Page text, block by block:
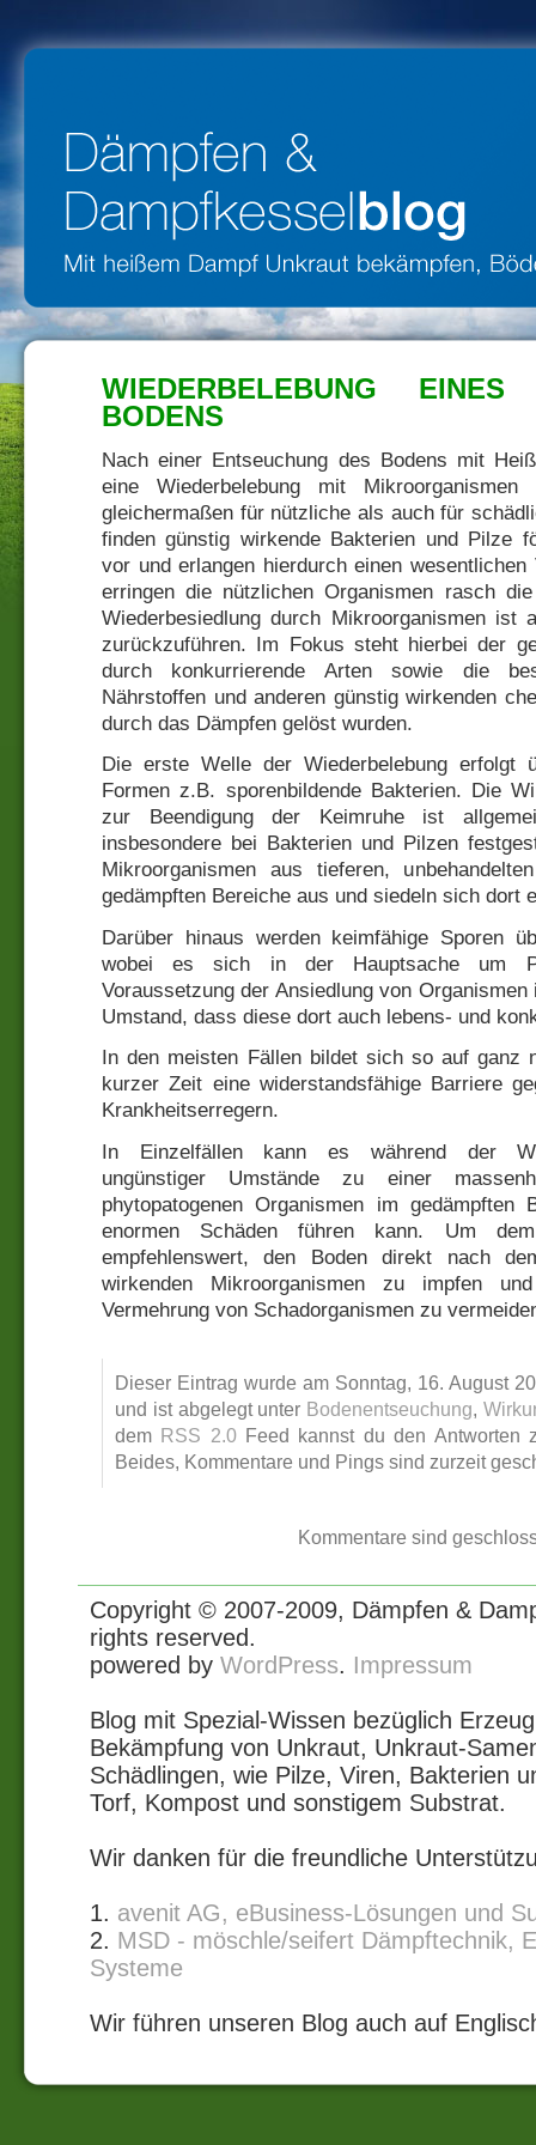
WIEDERBELEBUNG EINES
BODENS
Nach einer Entseuchung des Bodens mit
eine Wiederbelebung mit
gleichermaßen für nützliche als auch für
finden günstig wirkende Bakterien und Pilze
vor und erlangen hierdurch einen
erringen die nützlichen Organismen rasch
Wiederbesiedlung durch Mikroorganismen ist
zurückzuführen. Im Fokus steht hierbei der
durch konkurrierende Arten sowie die
Nährstoffen und anderen günstig wirkenden
durch das Dämpfen gelöst wurden.
Die erste Welle der Wiederbelebung erfolgt
Formen z.B. sporenbildende Bakterien. Die
zur Beendigung der Keimruhe ist
insbesondere bei Bakterien und Pilzen
Mikroorganismen aus tieferen,
gedämpften Bereiche aus und siedeln sich dort
Darüber hinaus werden keimfähige Sporen
wobei es sich in der Hauptsache um
Voraussetzung der Ansiedlung von
Umstand, dass diese dort auch lebens- und
In den meisten Fällen bildet sich so auf ganz
kurzer Zeit eine widerstandsfähige Barriere
Krankheitserregern.
In Einzelfällen kann es während der
ungünstiger Umstände zu einer
phytopatogenen Organismen im gedämpften
enormen Schäden führen kann. Um
empfehlenswert, den Boden direkt nach
wirkenden Mikroorganismen zu impfen
Vermehrung von Schadorganismen zu
Dieser Eintrag wurde am Sonntag, 16. August
und ist abgelegt unter Bodenentseuchung,
dem RSS 2.0Feed kannst du den Antworten
Beides, Kommentare und Pings sind zurzeit
Kommentare sind
Copyright © 2007-2009, Dämpfen &
rights reserved.
powered by WordPress. Impressum
Blog mit Spezial-Wissen bezüglich
Bekämpfung von Unkraut, Unkraut-
Schädlingen, wie Pilze, Viren, Bakterien
Torf, Kompost und sonstigem Substrat.
Wir danken für die freundliche
1. avenit AG, eBusiness-Lösungen und
2. MSD - möschle/seifert Dämpftechnik,
Systeme
Wir führen unseren Blog auch auf